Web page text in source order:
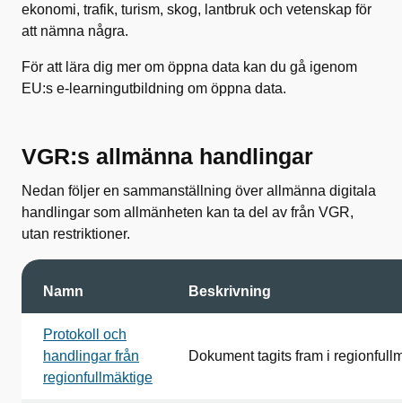
ekonomi, trafik, turism, skog, lantbruk och vetenskap för
att nämna några.
För att lära dig mer om öppna data kan du gå igenom
EU:s e-learningutbildning om öppna data.
VGR:s allmänna handlingar
Nedan följer en sammanställning över allmänna digitala
handlingar som allmänheten kan ta del av från VGR,
utan restriktioner.
Namn Beskrivning
Protokoll och
handlingar från
regionfullmäktige
Dokument tagits fram i